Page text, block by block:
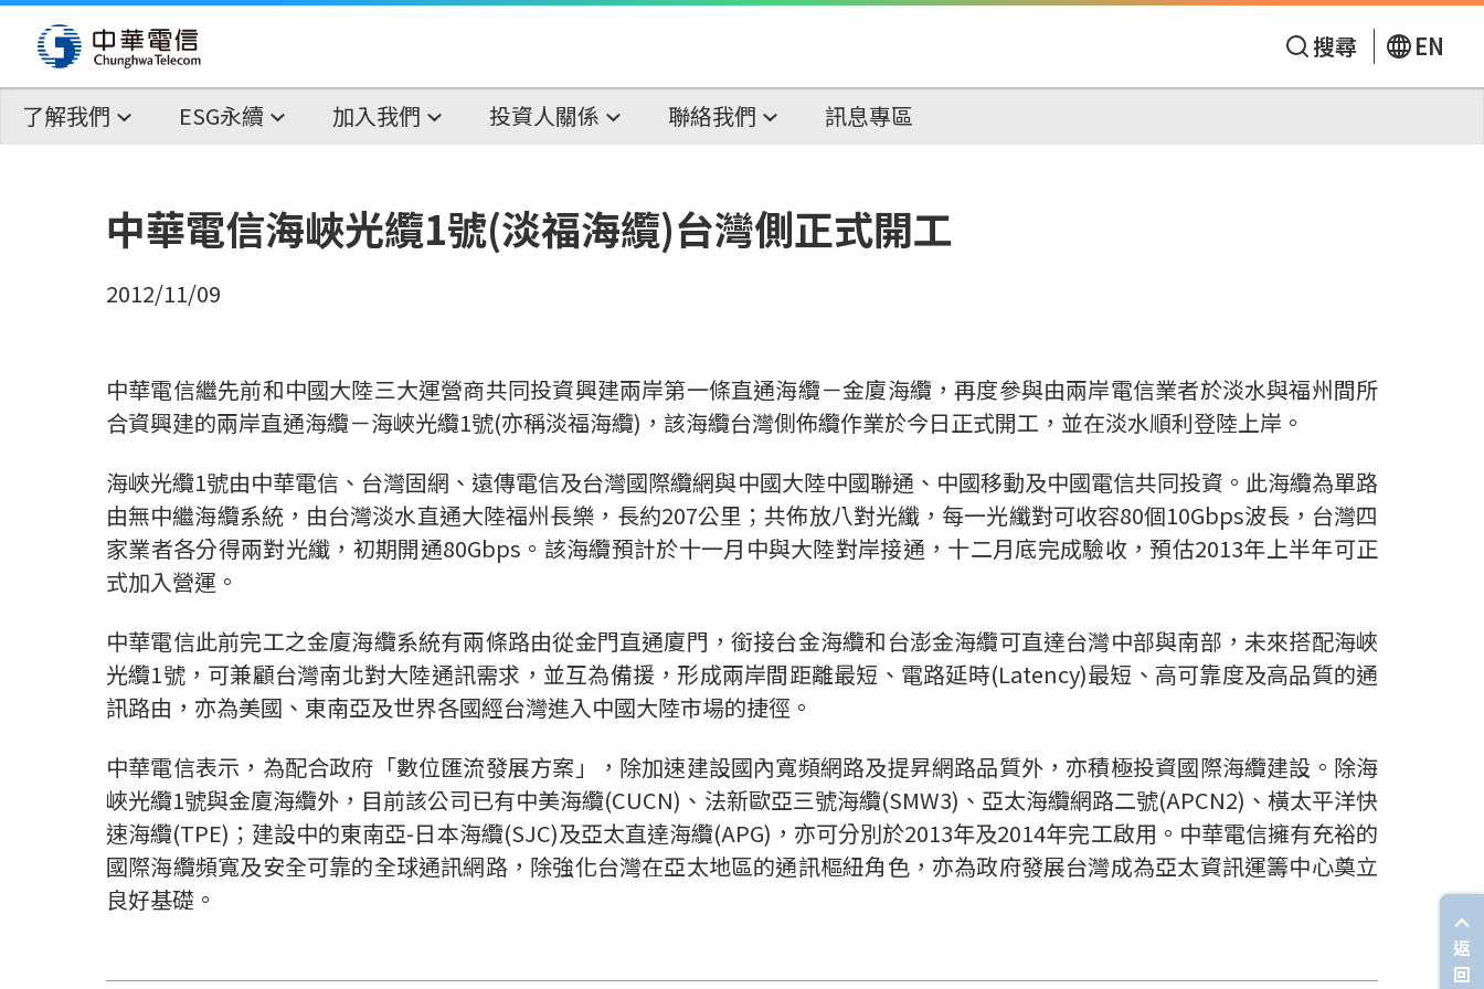
搜尋 EN
了解我們 ESG永續 加入我們 投資人關係 聯絡我們 訊息專區
中華電信海峽光纜1號(淡福海纜)台灣側正式開工
2012/11/09
中華電信繼先前和中國大陸三大運營商共同投資興建兩岸第一條直通海纜－金廈海纜，再度參與由兩岸電信業者於淡水與福州間所
合資興建的兩岸直通海纜－海峽光纜1號(亦稱淡福海纜)，該海纜台灣側佈纜作業於今日正式開工，並在淡水順利登陸上岸。
海峽光纜1號由中華電信、台灣固網、遠傳電信及台灣國際纜網與中國大陸中國聯通、中國移動及中國電信共同投資。此海纜為單路
由無中繼海纜系統，由台灣淡水直通大陸福州長樂，長約207公里；共佈放八對光纖，每一光纖對可收容80個10Gbps波長，台灣四
家業者各分得兩對光纖，初期開通80Gbps。該海纜預計於十一月中與大陸對岸接通，十二月底完成驗收，預估2013年上半年可正
式加入營運。
中華電信此前完工之金廈海纜系統有兩條路由從金門直通廈門，銜接台金海纜和台澎金海纜可直達台灣中部與南部，未來搭配海峽
光纜1號，可兼顧台灣南北對大陸通訊需求，並互為備援，形成兩岸間距離最短、電路延時(Latency)最短、高可靠度及高品質的通
訊路由，亦為美國、東南亞及世界各國經台灣進入中國大陸市場的捷徑。
中華電信表示，為配合政府「數位匯流發展方案」，除加速建設國內寬頻網路及提昇網路品質外，亦積極投資國際海纜建設。除海
峽光纜1號與金廈海纜外，目前該公司已有中美海纜(CUCN)、法新歐亞三號海纜(SMW3)、亞太海纜網路二號(APCN2)、橫太平洋快
速海纜(TPE)；建設中的東南亞-日本海纜(SJC)及亞太直達海纜(APG)，亦可分別於2013年及2014年完工啟用。中華電信擁有充裕的
國際海纜頻寬及安全可靠的全球通訊網路，除強化台灣在亞太地區的通訊樞紐角色，亦為政府發展台灣成為亞太資訊運籌中心奠立
良好基礎。
返
回